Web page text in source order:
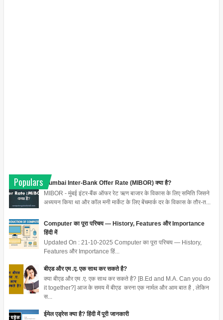
Populars
Mumbai Inter-Bank Offer Rate (MIBOR) क्या है?
MIBOR - मुंबई इंटर-बैंक ऑफर रेट ऋण बाजार के विकास के लिए समिति जिसने
अध्ययन किया था और कॉल मनी मार्केट के लिए बेंचमार्क दर के विकास के तौर-त...
Computer का पूरा परिचय — History, Features और Importance
हिंदी में
Updated On : 21-10-2025 Computer का पूरा परिचय — History,
Features और Importance हिं...
बीएड और एम .ए. एक साथ कर सकते है?
क्या बीएड और एम .ए. एक साथ कर सकते है? [B.Ed and M.A. Can you do
it together?] आज के समय में बीएड करना एक नार्मल और आम बात है , लेकिन
स...
ईमेल एड्रेस क्या है? हिंदी में पूरी जानकारी